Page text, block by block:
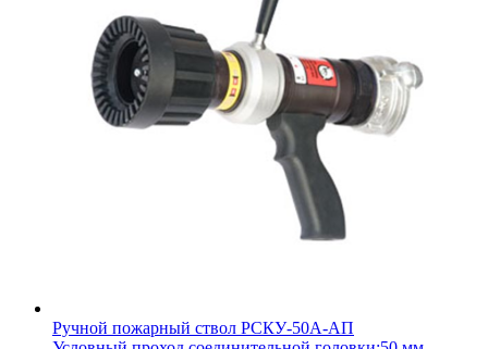
Ручной пожарный ствол РСКУ-50А-АП